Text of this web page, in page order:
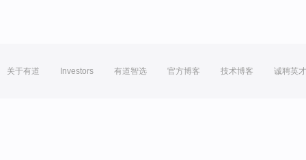
关于有道 Investors 有道智选 官方博客 技术博客 诚聘英才